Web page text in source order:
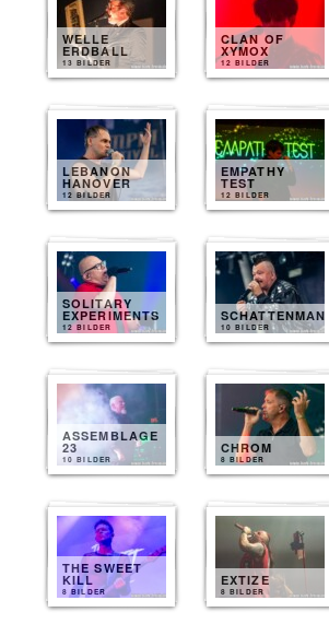
WELLE
ERDBALL
13 BILDER
CLAN OF
XYMOX
12 BILDER
LEBANON
HANOVER
12 BILDER
EMPATHY
TEST
12 BILDER
SOLITARY
EXPERIMENTS
12 BILDER
SCHATTENMANN
10 BILDER
ASSEMBLAGE
23
10 BILDER
CHROM
8 BILDER
THE SWEET
KILL
8 BILDER
EXTIZE
8 BILDER